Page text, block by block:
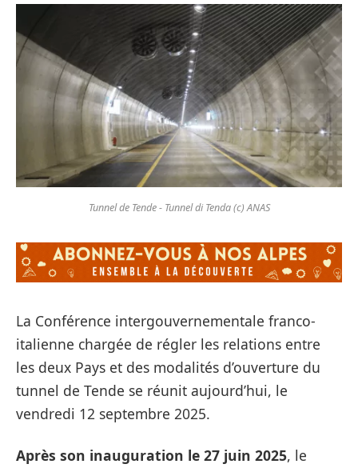
Tunnel de Tende - Tunnel di Tenda (c) ANAS
La Conférence intergouvernementale franco-
italienne chargée de régler les relations entre
les deux Pays et des modalités d’ouverture du
tunnel de Tende se réunit aujourd’hui, le
vendredi 12 septembre 2025.
Après son inauguration le 27 juin 2025, le